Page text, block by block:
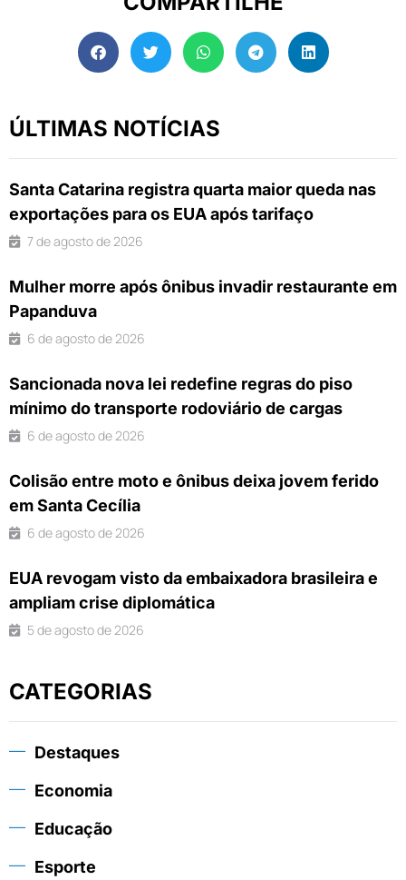
ÚLTIMAS NOTÍCIAS
Santa Catarina registra quarta maior queda nas
exportações para os EUA após tarifaço
7 de agosto de 2026
Mulher morre após ônibus invadir restaurante em
Papanduva
6 de agosto de 2026
Sancionada nova lei redefine regras do piso
mínimo do transporte rodoviário de cargas
6 de agosto de 2026
Colisão entre moto e ônibus deixa jovem ferido
em Santa Cecília
6 de agosto de 2026
EUA revogam visto da embaixadora brasileira e
ampliam crise diplomática
5 de agosto de 2026
CATEGORIAS
Destaques
Economia
Educação
Esporte